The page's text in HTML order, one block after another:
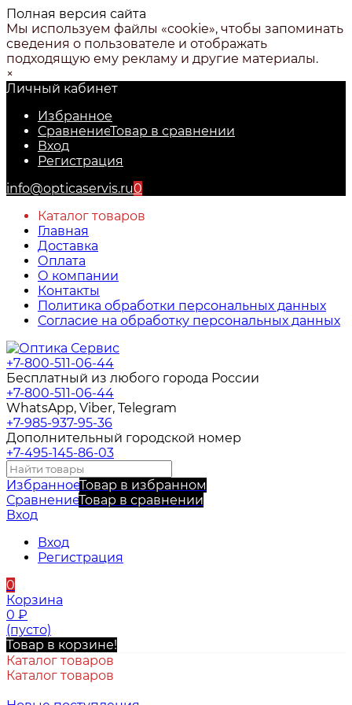
Полная версия сайта
Мы используем файлы «cookie», чтобы запоминать
сведения о пользователе и отображать
подходящую ему рекламу и другие материалы.
×
Личный кабинет
Избранное
СравнениеТовар в сравнении
Вход
Регистрация
info@opticaservis.ru0
Каталог товаров
Главная
Доставка
Оплата
О компании
Контакты
Политика обработки персональных данных
Согласие на обработку персональных данных
+7-800-511-06-44
Бесплатный из любого города России
+7-800-511-06-44
WhatsApp, Viber, Telegram
+7-985-937-95-36
Дополнительный городской номер
+7-495-145-86-03
ИзбранноеТовар в избранном
СравнениеТовар в сравнении
Вход
Вход
Регистрация
0
Корзина
0 ₽
(пусто)
Товар в корзине!
Каталог товаров
Каталог товаров